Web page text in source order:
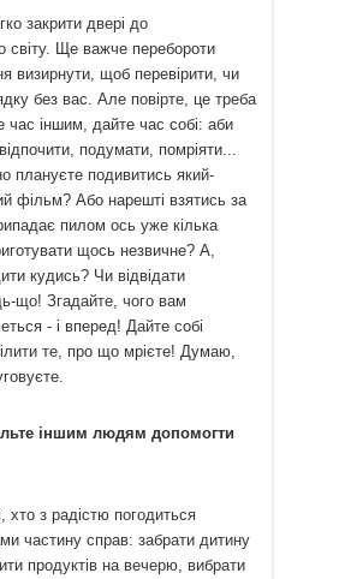
закрити двері до
світу. Ще важче перебороти
визирнути, щоб перевірити, чи
без вас. Але повірте, це треба
час іншим, дайте час собі: аби
подумати, помріяти...
плануєте подивитись який-
фільм? Або нарешті взятись за
пилом ось уже кілька
щось незвичне? А,
кудись? Чи відвідати
що! Згадайте, чого вам
- і вперед! Дайте собі
те, про що мрієте! Думаю,
іншим людям допомогти
хто з радістю погодиться
частину справ: забрати дитину
продуктів на вечерю, вибрати